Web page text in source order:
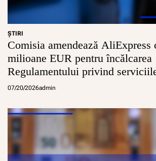
ŞTIRI
Comisia amendează AliExpress
milioane EUR pentru încălcarea
Regulamentului privind
07/20/2026admin